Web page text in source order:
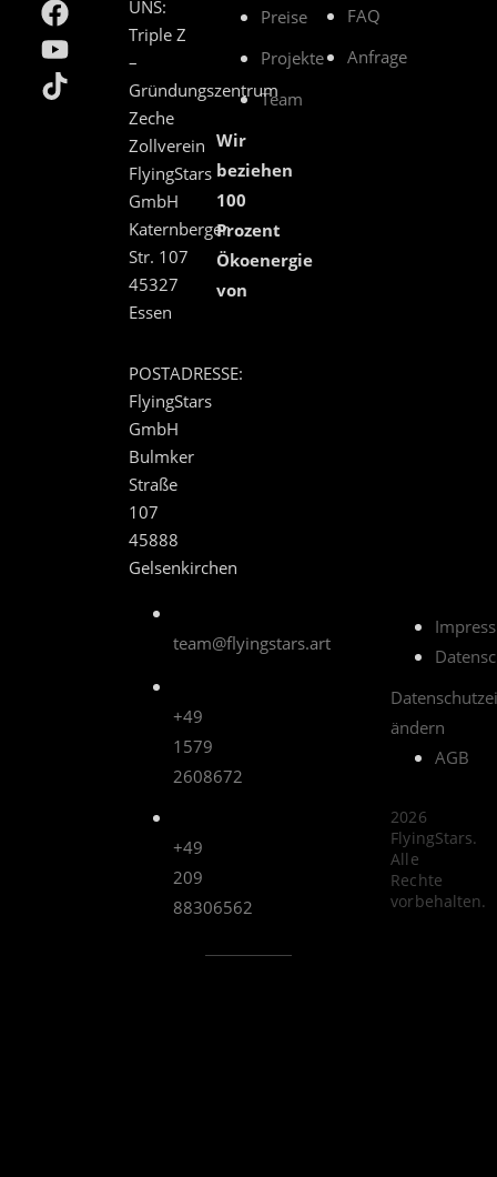
UNS:
Triple Z
–
Gründungszentrum
Zeche
Zollverein
FlyingStars
GmbH
Katernberger
Str. 107
45327
Essen
POSTADRESSE:
FlyingStars
GmbH
Bulmker
Straße
107
45888
Gelsenkirchen
team@flyingstars.art
+49
1579
2608672
+49
209
88306562
Preise
Projekte
Team
Wir
beziehen
100
Prozent
Ökoenergie
von
FAQ
Anfrage
2026
FlyingStars.
Alle
Rechte
vorbehalten.
ändern
AGB